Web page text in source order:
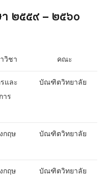
๕๕๙ – ๒๕๖๐
วิชา คณะ
และ
าร
บัณฑิตวิทยาลัย
กฤษ บัณฑิตวิทยาลัย
กฤษ บัณฑิตวิทยาลัย